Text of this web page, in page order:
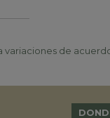
de